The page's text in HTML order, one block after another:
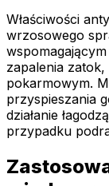
Właściwości
wrzosowego
zapalenia
pokarmowym.
przyspieszania
działanie
przypadku